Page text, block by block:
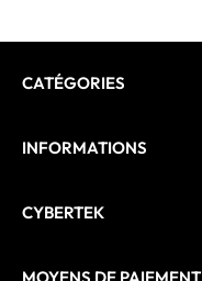
CATÉGORIES
INFORMATIONS
CYBERTEK
MOYENS DE PAIEMENT